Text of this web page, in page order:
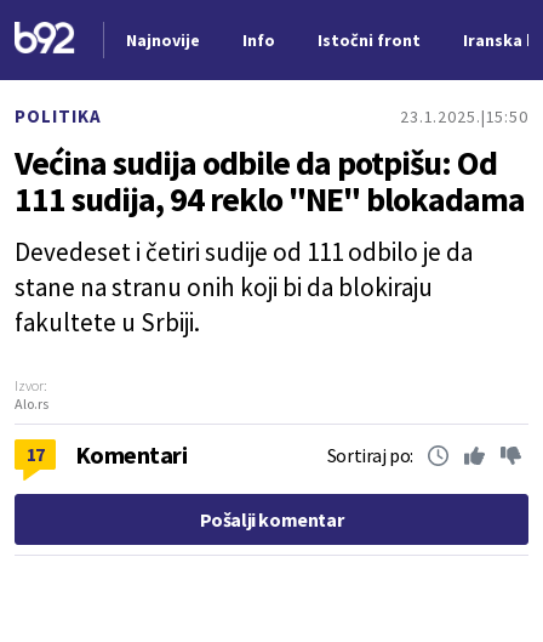
Najnovije Info Istočni front Iranska
POLITIKA 23.1.2025. 15:50
Većina sudija odbile da potpišu: Od
111 sudija, 94 reklo "NE" blokadama
Devedeset i četiri sudije od 111 odbilo je da
stane na stranu onih koji bi da blokiraju
fakultete u Srbiji.
Izvor:
Alo.rs
17 Komentari Sortiraj po:
Pošalji komentar